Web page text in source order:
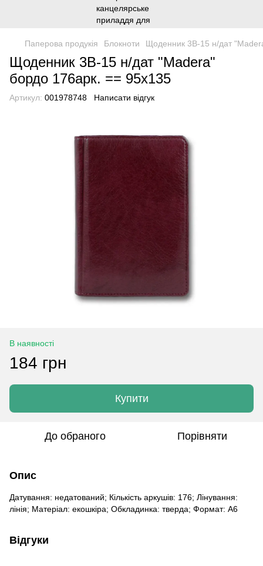
Паперова продукія Блокноти Щоденник 3В-15 н/дат
Щоденник 3В-15 н/дат "Madera"
бордо 176арк. == 95х135
Артикул: 001978748 Написати відгук
В наявності
184 грн
Купити
До обраного Порівняти
Опис
Датування: недатований; Кількість аркушів: 176; Лінування:
лінія; Матеріал: екошкіра; Обкладинка: тверда; Формат: A6
Відгуки